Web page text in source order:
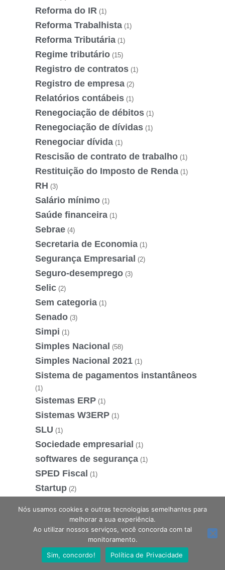
Reforma do IR (1)
Reforma Trabalhista (1)
Reforma Tributária (1)
Regime tributário (15)
Registro de contratos (1)
Registro de empresa (2)
Relatórios contábeis (1)
Renegociação de débitos (1)
Renegociação de dívidas (1)
Renegociar dívida (1)
Rescisão de contrato de trabalho (1)
Restituição do Imposto de Renda (1)
RH (3)
Salário mínimo (1)
Saúde financeira (1)
Sebrae (4)
Secretaria de Economia (1)
Segurança Empresarial (2)
Seguro-desemprego (3)
Selic (2)
Sem categoria (1)
Senado (3)
Simpi (1)
Simples Nacional (58)
Simples Nacional 2021 (1)
Sistema de pagamentos instantâneos
(1)
Sistemas ERP (1)
Sistemas W3ERP (1)
SLU (1)
Sociedade empresarial (1)
softwares de segurança (1)
SPED Fiscal (1)
Startup (2)
Substituir Empréstimos (1)
Supremo Tribunal Federal (1)
Suspensão de contrato (1)
Suspensão de contrato de trabalho
Estamos online, podemos te ajudar?
Nós usamos cookies e outras tecnologias semelhantes para
melhorar a sua experiência.
Ao utilizar nossos serviços, você concorda com tal
monitoramento.
Sim, concordo!
Política de Privacidade